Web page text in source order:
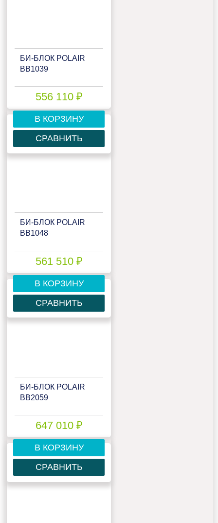
БИ‑БЛОК POLAIR
BB1039
556 110 ₽
В КОРЗИНУ
СРАВНИТЬ
БИ‑БЛОК POLAIR
BB1048
561 510 ₽
В КОРЗИНУ
СРАВНИТЬ
БИ‑БЛОК POLAIR
BB2059
647 010 ₽
В КОРЗИНУ
СРАВНИТЬ